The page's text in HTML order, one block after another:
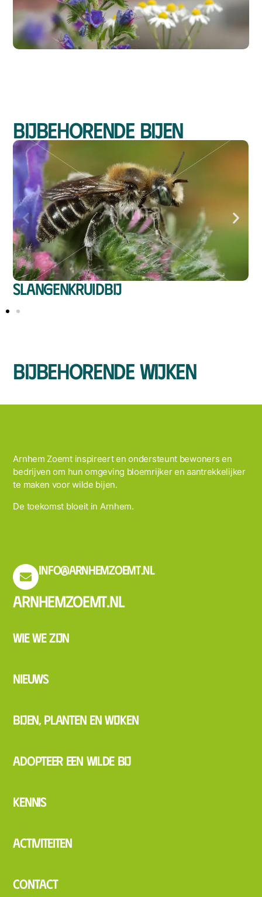
Bijbehorende bijen
Slangenkruidbij
Bijbehorende wijken
Arnhem Zoemt inspireert en ondersteunt bewoners en
bedrijven om hun omgeving bloemrijker en aantrekkelijker
te maken voor wilde bijen.
De toekomst bloeit in Arnhem.
info@arnhemzoemt.nl
Arnhemzoemt.nl
Wie we zijn
Nieuws
Bijen, planten en wijken
Adopteer een wilde bij
Kennis
Activiteiten
Contact